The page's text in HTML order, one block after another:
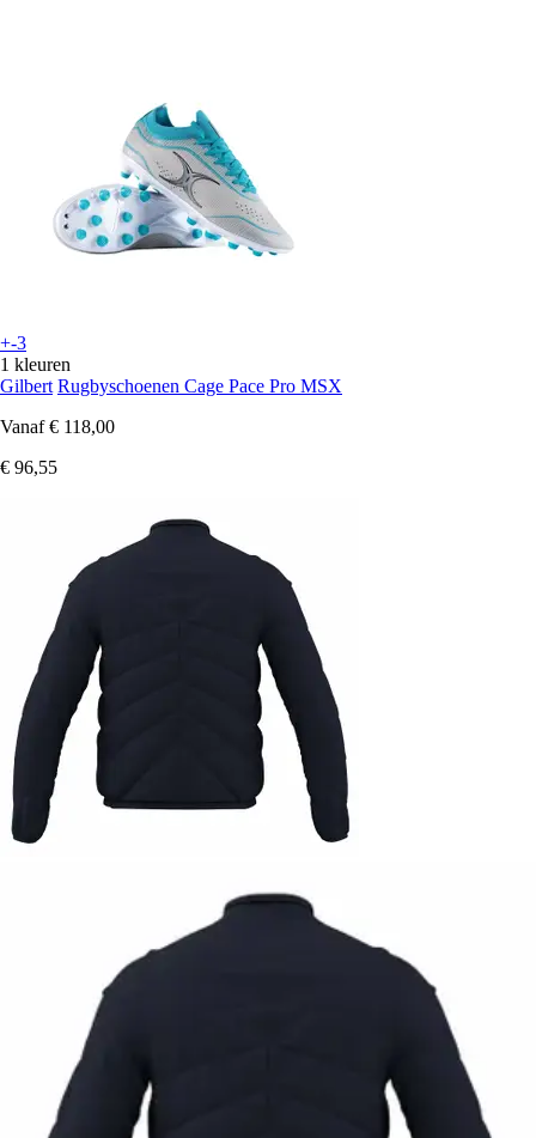
+-3
1 kleuren
Gilbert Rugbyschoenen Cage Pace Pro MSX
Vanaf € 118,00
€ 96,55